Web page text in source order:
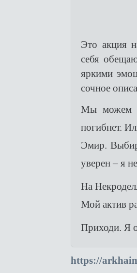
Это акция
себя
яркими
сочное
Мы можем
погибнет.
Эмир.
уверен – я
На
Мой актив
Приходи. Я
https://